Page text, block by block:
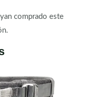
comprado este